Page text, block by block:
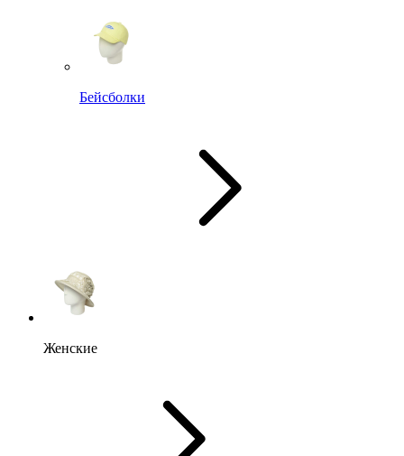
Бейсболки
Женские